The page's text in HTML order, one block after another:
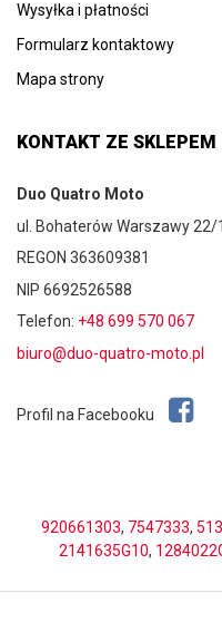
Wysyłka i płatności
Formularz kontaktowy
Mapa strony
KONTAKT ZE SKLEPEM
Duo Quatro Moto
ul. Bohaterów Warszawy 22/
REGON 363609381
NIP 6692526588
Telefon: +48 699 570 067
biuro@duo-quatro-moto.pl
Profil na Facebooku
920661303, 7547333,
2141635G10,